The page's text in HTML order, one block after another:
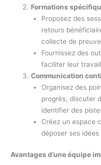
Formations
Proposez des
retours
collecte de
Fournissez des
faciliter leur
Communication
Organisez des
progrès, discuter
identifier des
Créez un espace
déposer ses
Avantages d’une équipe